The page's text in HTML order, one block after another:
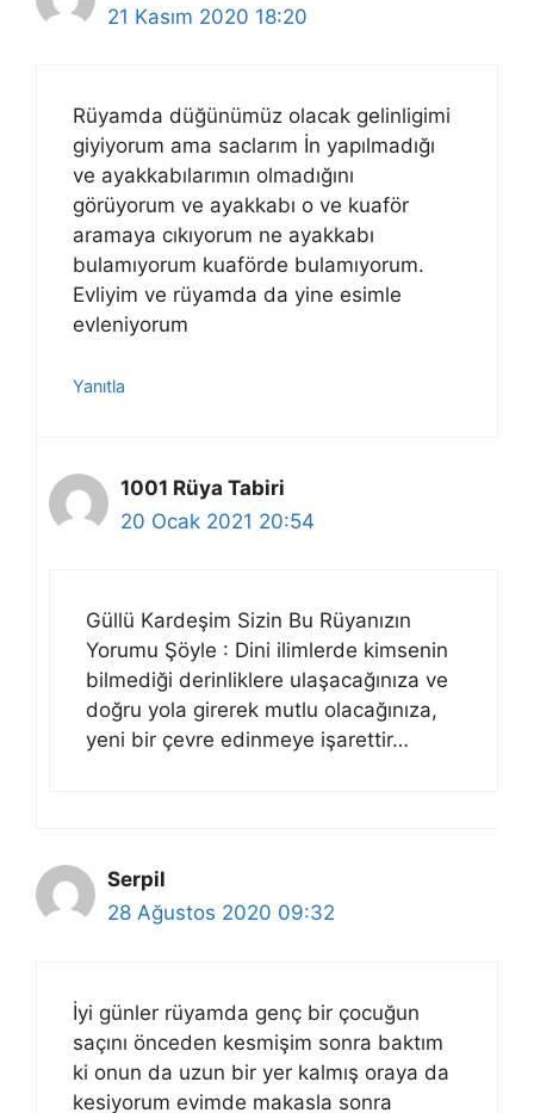
21 Kasım 2020 18:20
Rüyamda düğünümüz olacak gelinligimi
giyiyorum ama saclarım İn yapılmadığı
ve ayakkabılarımın olmadığını
görüyorum ve ayakkabı o ve kuaför
aramaya cıkıyorum ne ayakkabı
bulamıyorum kuaförde bulamıyorum.
Evliyim ve rüyamda da yine esimle
evleniyorum
Yanıtla
1001 Rüya Tabiri
20 Ocak 2021 20:54
Güllü Kardeşim Sizin Bu Rüyanızın
Yorumu Şöyle : Dini ilimlerde kimsenin
bilmediği derinliklere ulaşacağınıza ve
doğru yola girerek mutlu olacağınıza,
yeni bir çevre edinmeye işarettir…
Serpil
28 Ağustos 2020 09:32
İyi günler rüyamda genç bir çocuğun
saçını önceden kesmişim sonra baktım
ki onun da uzun bir yer kalmış oraya da
kesiyorum evimde makasla sonra